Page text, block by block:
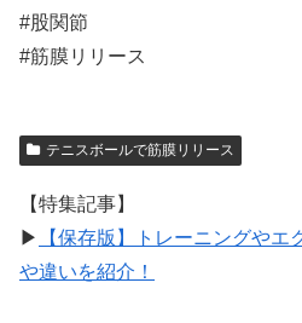
#股関節
#筋膜リリース
テニスボールで筋膜リリース
【特集記事】
▶︎
【保存版】トレーニングや
や違いを紹介！